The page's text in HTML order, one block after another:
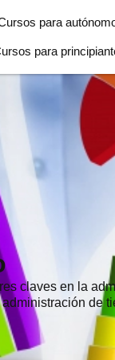
para
para
claves en la
de